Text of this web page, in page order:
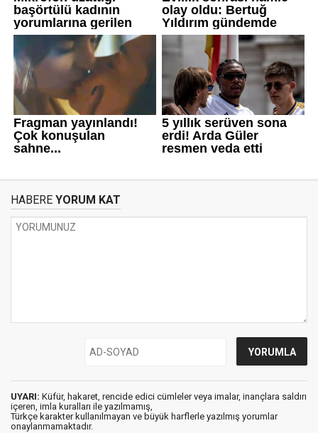
HABERE YORUM KAT
UYARI: Küfür, hakaret, rencide edici cümleler veya imalar, inançlara saldırı
içeren, imla kuralları ile yazılmamış,
Türkçe karakter kullanılmayan ve büyük harflerle yazılmış yorumlar
onaylanmamaktadır.